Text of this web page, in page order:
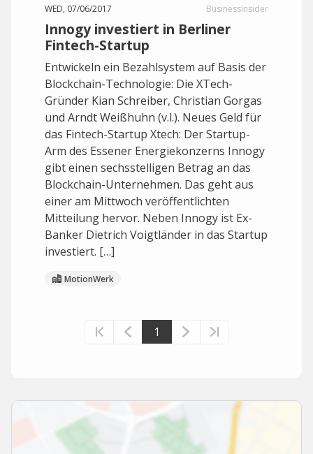
WED, 07/06/2017 BusinessInsider
Innogy investiert in Berliner
Fintech-Startup
Entwickeln ein Bezahlsystem auf Basis der
Blockchain-Technologie: Die XTech-
Gründer Kian Schreiber, Christian Gorgas
und Arndt Weißhuhn (v.l.). Neues Geld für
das Fintech-Startup Xtech: Der Startup-
Arm des Essener Energiekonzerns Innogy
gibt einen sechsstelligen Betrag an das
Blockchain-Unternehmen. Das geht aus
einer am Mittwoch veröffentlichten
Mitteilung hervor. Neben Innogy ist Ex-
Banker Dietrich Voigtländer in das Startup
investiert. […]
MotionWerk
1